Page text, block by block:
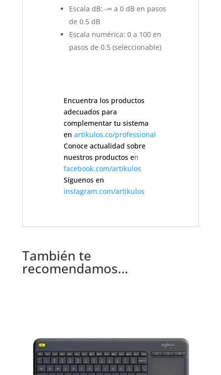
Escala dB: -∞ a 0 dB en pasos
de 0.5 dB
Escala numérica: 0 a 100 en
pasos de 0.5 (seleccionable)
Encuentra los productos
adecuados para
complementar tu sistema
enartikulos.co/professional
Conoce actualidad sobre
nuestros productos en
facebook.com/artikulos
Síguenos en
instagram.com/artikulos
También te
recomendamos…